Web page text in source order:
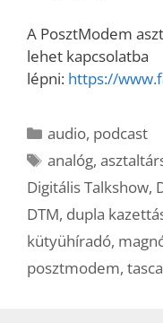
A PosztModem
lehet kapcsolatba
lépni: https://
Kategória
audio, podcast
Címkék
analóg,
Digitális Talkshow,
DTM, dupla
kütyühíradó,
posztmodem,